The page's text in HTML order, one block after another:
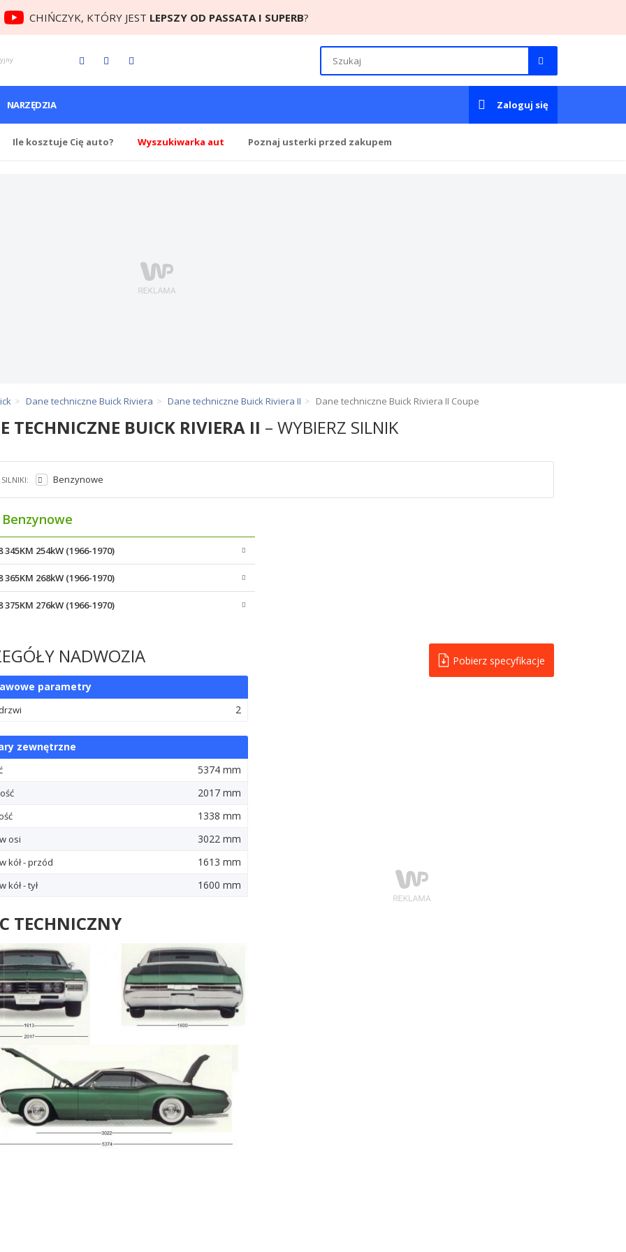
CHIŃCZYK, KTÓRY JEST LEPSZY OD PASSATA I SUPERB?
NARZĘDZIA Zaloguj się
Ile kosztuje Cię auto? Wyszukiwarka aut Poznaj usterki przed zakupem
Dane techniczne Buick Riviera Dane techniczne Buick Riviera II Dane techniczne Buick Riviera II Coupe
TECHNICZNE BUICK RIVIERA II – WYBIERZ SILNIK
Benzynowe
Benzynowe
345KM 254kW (1966-1970)
365KM 268kW (1966-1970)
375KM 276kW (1966-1970)
NADWOZIA
Pobierz specyfikacje
parametry
2
zewnętrzne
5374 mm
2017 mm
1338 mm
osi 3022 mm
kół - przód 1613 mm
kół - tył 1600 mm
TECHNICZNY